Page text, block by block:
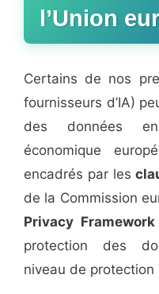
l’Union
Certains de nos
fournisseurs d’IA)
des données
économique
encadrés par les
de la Commission
Privacy Framework
protection des
niveau de protection